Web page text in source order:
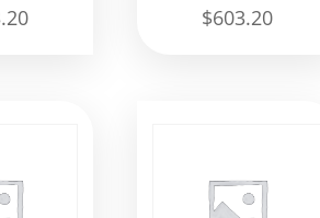
$603.20